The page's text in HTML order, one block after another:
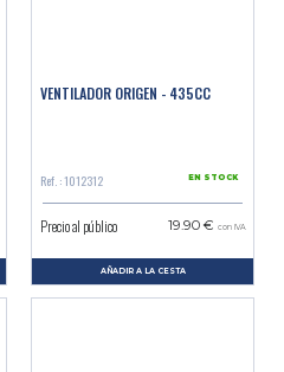
VENTILADOR ORIGEN - 435CC
Ref. : 1012312 EN STOCK
Precio al público 19.90 € con IVA
AÑADIR A LA CESTA